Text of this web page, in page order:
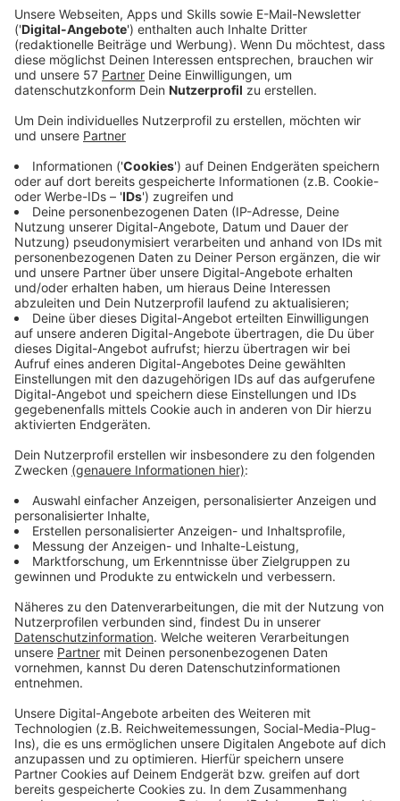
Ein Promi, keine Fragen und fünf
Gegenstände
Anzeige
Wenn ein Popstar, Comedian, Schauspieler oder
Politiker bei uns zu Besuch ist, stellt er sich auch dem
besonderen Video-Interview „Fünf für". Dabei wird
keine einzige Frage gestellt, sondern dem Gast
einfach fünf Dinge in die Hand gedrückt, zu denen er
das erzählt, was ihm als Erstes einfällt. Keine
Standardantworten, keine Promotionaussagen -
sondern ganz persönliche Geschichten - das ist „Fünf
für"!
Anzeige
Wir benötigen Ihre
Zustimmung, um den YouTube
Video-Service zu laden!
Wir verwenden einen Service eines
Drittanbieters, um Videoinhalte
Daten zu Ihren Aktivitäten
sammeln. Bitte lesen Sie die
Details durch und stimmen Sie der
Nutzung des Service zu, um dieses
Mehr Informationen
Akzeptieren
Fünf für Unheilig (Der Graf)
Anzeige